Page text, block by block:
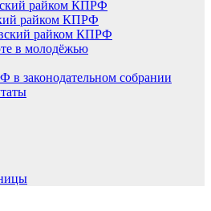
райком КПРФ
райком КПРФ
райком КПРФ
в молодёжью
законодательном собрании